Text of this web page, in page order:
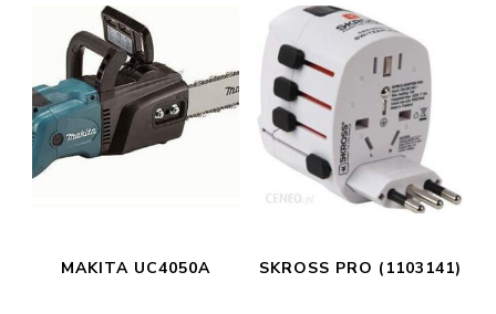
MAKITA UC4050A SKROSS PRO (1103141)